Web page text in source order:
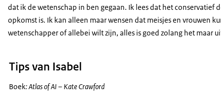
dat ik de wetenschap in ben gegaan. Ik lees dat het conservatief
opkomst is. Ik kan alleen maar wensen dat meisjes en vrouwen
wetenschapper of allebei wilt zijn, alles is goed zolang het maar
Tips van Isabel
Boek: Atlas of AI – Kate Crawford